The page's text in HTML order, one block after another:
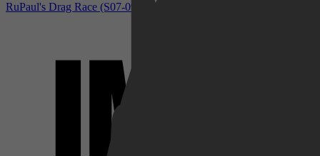
RuPaul's Drag Race (S07-09) bij IMDb